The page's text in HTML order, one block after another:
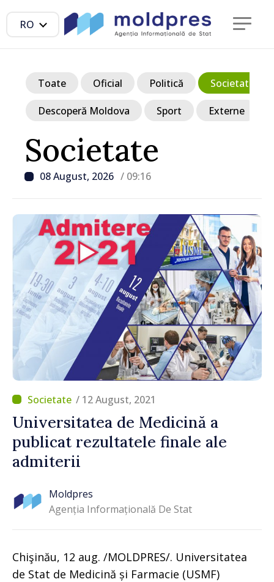
RO
Societate
08 August, 2026 / 09:16
Toate Oficial Politică Societate
Descoperă Moldova Sport Externe
/ 12 August, 2021
Universitatea de Medicină a
publicat rezultatele finale ale
admiterii
Moldpres
Agenția Informațională De Stat
Chişinău, 12 aug. /MOLDPRES/. Universitatea
de Stat de Medicină și Farmacie (USMF)